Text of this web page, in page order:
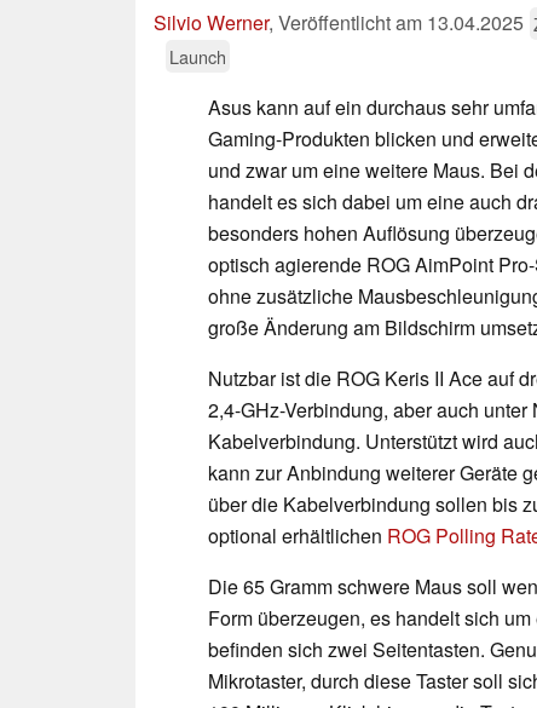
Silvio Werner, Veröffentlicht am 13.04.2025
Launch
Asus kann auf ein durchaus sehr
Gaming-Produkten blicken und
und zwar um eine weitere Maus. Bei
handelt es sich dabei um eine auch
besonders hohen Auflösung
optisch agierende ROG AimPoint
ohne zusätzliche
große Änderung am Bildschirm
Nutzbar ist die ROG Keris II Ace auf
2,4-GHz-Verbindung, aber auch
Kabelverbindung. Unterstützt wird
kann zur Anbindung weiterer Geräte
über die Kabelverbindung sollen bis
optional erhältlichen ROG Polling
Die 65 Gramm schwere Maus soll
Form überzeugen, es handelt sich
befinden sich zwei Seitentasten.
Mikrotaster, durch diese Taster soll